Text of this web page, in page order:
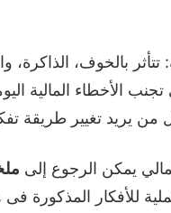
تتأثر بالخوف،
الأخطاء المالية
يريد تغيير طريقة
يمكن الرجوع إلى
للأفكار المذكورة فى